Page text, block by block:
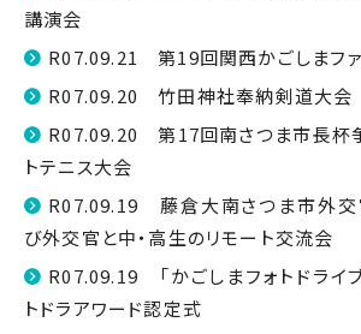
講演会
R07.09.21 第19回関西かごしまフ
R07.09.20 竹田神社奉納剣道大会
R07.09.20 第17回南さつま市長杯
トテニス大会
R07.09.19 藤倉大南さつま市外
び外交官と中・高生のリモート交流会
R07.09.19 「かごしまフォトドライ
トドラアワード認定式